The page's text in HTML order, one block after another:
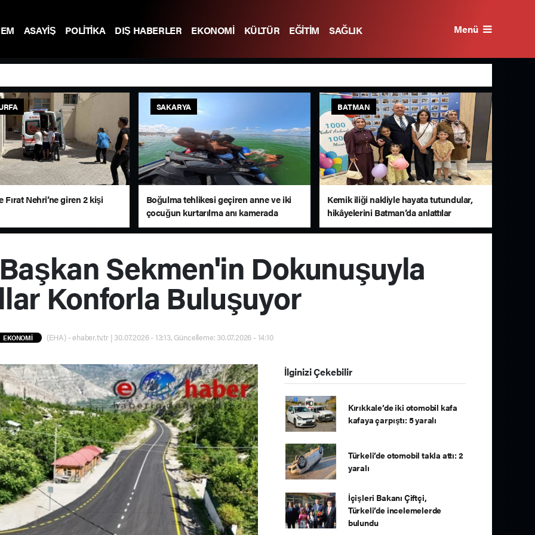
ASAYİŞ POLİTİKA DIŞ HABERLER EKONOMİ KÜLTÜR EĞİTİM SAĞLIK Menü
Fırat Nehri’ne giren 2 kişi
SAKARYA
Boğulma tehlikesi geçiren anne ve iki
çocuğun kurtarılma anı kamerada
BATMAN
Kemik iliği nakliyle hayata tutundular,
hikâyelerini Batman’da anlattılar
Sekmen'in Dokunuşuyla
Konforla Buluşuyor
EKONOMİ (EHA) - ehaber.tv.tr | 30.07.2026 - 13:13, Güncelleme: 30.07.2026 - 14:10
İlginizi Çekebilir
Kırıkkale’de iki otomobil kafa
kafaya çarpıştı: 5 yaralı
Türkeli’de otomobil takla attı: 2
yaralı
İçişleri Bakanı Çiftçi,
Türkeli’de incelemelerde
bulundu